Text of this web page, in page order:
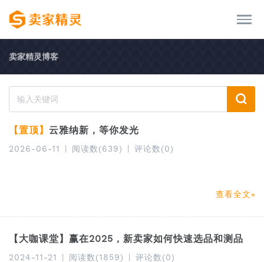
卖家精灵博客
【置顶】 云雅纳新，等你发光
2026-06-11 阅读数(639) 评论数(0)
查看全文
【大咖课堂】赢在2025，新卖家如何快速选品和测品
2024-11-21 阅读数(1859) 评论数(0)